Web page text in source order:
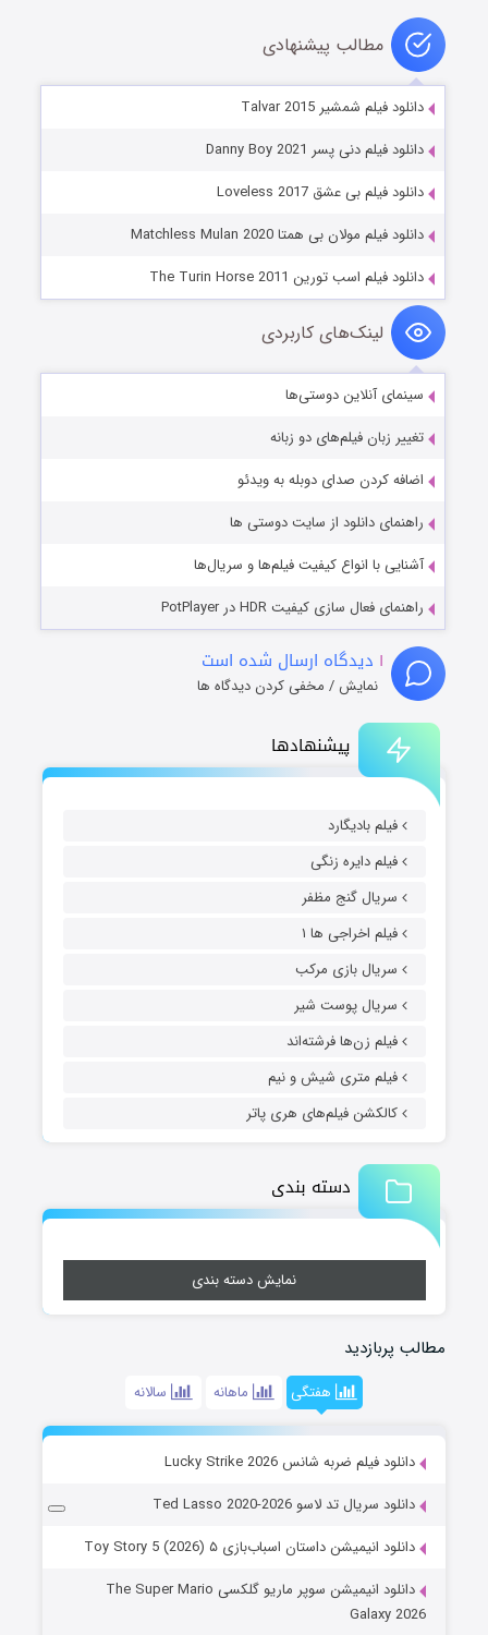
پیشنهادها
فیلم بادیگارد
فیلم دایره زنگی
سریال گنج مظفر
فیلم اخراجی ها ۱
سریال بازی مرکب
سریال پوست شیر
فیلم زن‌ها فرشته‌اند
فیلم متری شیش و نیم
کالکشن فیلم‌های هری پاتر
دسته بندی
نمایش دسته بندی
مطالب پربازدید
هفتگی ماهانه سالانه
دانلود فیلم ضربه شانس Lucky Strike 2026
دانلود سریال تد لاسو Ted Lasso 2020-2026
دانلود انیمیشن داستان اسباب‌بازی ۵ Toy Story 5 (2026)
دانلود انیمیشن سوپر ماریو گلکسی The Super Mario
Galaxy 2026
مطالب پیشنهادی
دانلود فیلم شمشیر Talvar 2015
دانلود فیلم دنی پسر Danny Boy 2021
دانلود فیلم بی عشق Loveless 2017
دانلود فیلم مولان بی همتا Matchless Mulan 2020
دانلود فیلم اسب تورین The Turin Horse 2011
لینک‌های کاربردی
سینمای آنلاین دوستی‌ها
تغییر زبان فیلم‌های دو زبانه
اضافه کردن صدای دوبله به ویدئو
راهنمای دانلود از سایت دوستی ها
آشنایی با انواع کیفیت فیلم‌ها و سریال‌ها
راهنمای فعال سازی کیفیت HDR در PotPlayer
۱ دیدگاه ارسال شده است
نمایش / مخفی کردن دیدگاه ها